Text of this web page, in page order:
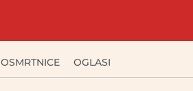
OSMRTNICE OGLASI